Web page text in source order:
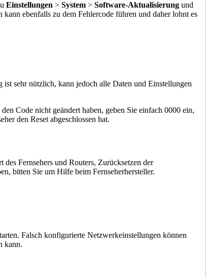
Einstellungen > System > Software-Aktualisierung und
ebenfalls zu dem Fehlercode führen und daher lohnt es
ist sehr nützlich, kann jedoch alle Daten und Einstellungen
den Code nicht geändert haben, geben Sie einfach 0000 ein,
den Reset abgeschlossen hat.
Fernsehers und Routers, Zurücksetzen der
bitten Sie um Hilfe beim Fernseherhersteller.
Falsch konfigurierte Netzwerkeinstellungen können
kann.